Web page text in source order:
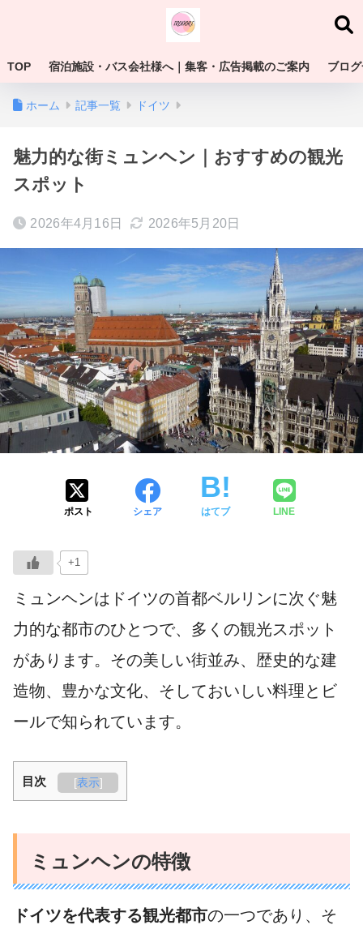
TOP 宿泊施設・バス会社様へ｜集客・広告掲載のご案内 ブロ
ホーム 記事一覧 ドイツ
魅力的な街ミュンヘン｜おすすめの観光
スポット
2026年4月16日 2026年5月20日
ポスト シェア はてブ LINE
+1
ミュンヘンはドイツの首都ベルリンに次ぐ魅
力的な都市のひとつで、多くの観光スポット
があります。その美しい街並み、歴史的な建
造物、豊かな文化、そしておいしい料理とビ
ールで知られています。
目次 [表示]
ミュンヘンの特徴
ドイツを代表する観光都市の一つであり、そ